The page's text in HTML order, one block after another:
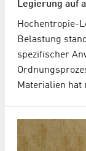
Legierung auf
Hochentropie-
Belastung
spezifischer
Materialien hat